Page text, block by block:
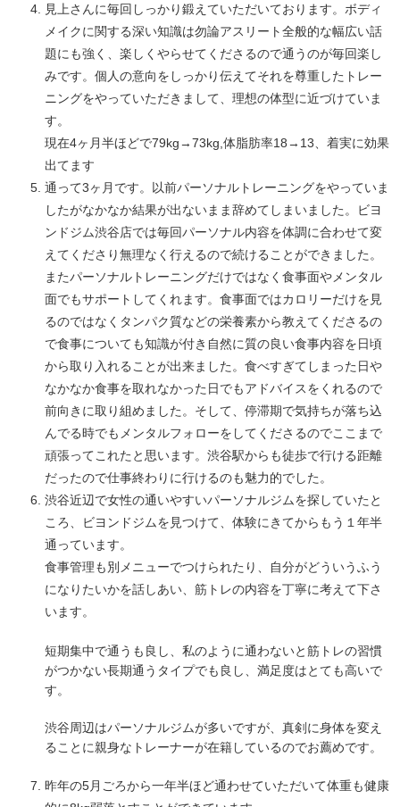
見上さんに毎回しっかり鍛えていただいております。ボディ
メイクに関する深い知識は勿論アスリート全般的な幅広い話
題にも強く、楽しくやらせてくださるので通うのが毎回楽し
みです。個人の意向をしっかり伝えてそれを尊重したトレー
ニングをやっていただきまして、理想の体型に近づけていま
す。
現在4ヶ月半ほどで79kg→73kg,体脂肪率18→13、着実に効果
出てます
通って3ヶ月です。以前パーソナルトレーニングをやっていま
したがなかなか結果が出ないまま辞めてしまいました。ビヨ
ンドジム渋谷店では毎回パーソナル内容を体調に合わせて変
えてくださり無理なく行えるので続けることができました。
またパーソナルトレーニングだけではなく食事面やメンタル
面でもサポートしてくれます。食事面ではカロリーだけを見
るのではなくタンパク質などの栄養素から教えてくださるの
で食事についても知識が付き自然に質の良い食事内容を日頃
から取り入れることが出来ました。食べすぎてしまった日や
なかなか食事を取れなかった日でもアドバイスをくれるので
前向きに取り組めました。そして、停滞期で気持ちが落ち込
んでる時でもメンタルフォローをしてくださるのでここまで
頑張ってこれたと思います。渋谷駅からも徒歩で行ける距離
だったので仕事終わりに行けるのも魅力的でした。
渋谷近辺で女性の通いやすいパーソナルジムを探していたと
ころ、ビヨンドジムを見つけて、体験にきてからもう１年半
通っています。
食事管理も別メニューでつけられたり、自分がどういうふう
になりたいかを話しあい、筋トレの内容を丁寧に考えて下さ
います。
短期集中で通うも良し、私のように通わないと筋トレの習慣
がつかない長期通うタイプでも良し、満足度はとても高いで
す。
渋谷周辺はパーソナルジムが多いですが、真剣に身体を変え
ることに親身なトレーナーが在籍しているのでお薦めです。
昨年の5月ごろから一年半ほど通わせていただいて体重も健康